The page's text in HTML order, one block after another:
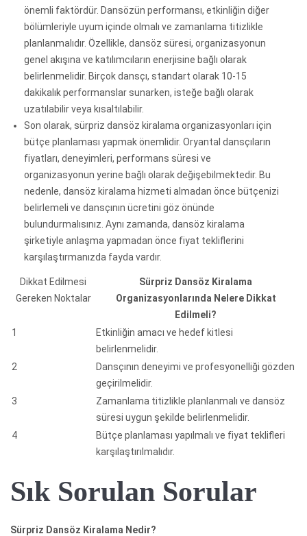
önemli faktördür. Dansözün performansı, etkinliğin diğer
bölümleriyle uyum içinde olmalı ve zamanlama titizlikle
planlanmalıdır. Özellikle, dansöz süresi, organizasyonun
genel akışına ve katılımcıların enerjisine bağlı olarak
belirlenmelidir. Birçok dansçı, standart olarak 10-15
dakikalık performanslar sunarken, isteğe bağlı olarak
uzatılabilir veya kısaltılabilir.
Son olarak, sürpriz dansöz kiralama organizasyonları için
bütçe planlaması yapmak önemlidir. Oryantal dansçıların
fiyatları, deneyimleri, performans süresi ve
organizasyonun yerine bağlı olarak değişebilmektedir. Bu
nedenle, dansöz kiralama hizmeti almadan önce bütçenizi
belirlemeli ve dansçının ücretini göz önünde
bulundurmalısınız. Aynı zamanda, dansöz kiralama
şirketiyle anlaşma yapmadan önce fiyat tekliflerini
karşılaştırmanızda fayda vardır.
Dikkat Edilmesi
Gereken Noktalar
Sürpriz Dansöz Kiralama
Organizasyonlarında Nelere Dikkat
Edilmeli?
1
Etkinliğin amacı ve hedef kitlesi
belirlenmelidir.
2
Dansçının deneyimi ve profesyonelliği gözden
geçirilmelidir.
3
Zamanlama titizlikle planlanmalı ve dansöz
süresi uygun şekilde belirlenmelidir.
4
Bütçe planlaması yapılmalı ve fiyat teklifleri
karşılaştırılmalıdır.
Sık Sorulan Sorular
Sürpriz Dansöz Kiralama Nedir?